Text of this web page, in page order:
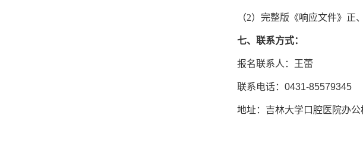
（2）完整版《响应文件》正
七、联系方式：
报名联系人：王蕾
联系电话： 0431-85579345
地址：吉林大学口腔医院办公